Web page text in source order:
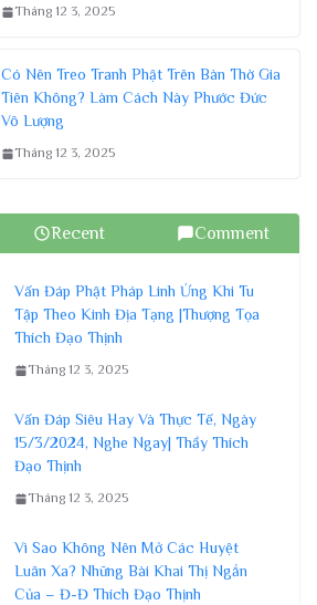
Tháng 12 3, 2025
Có Nên Treo Tranh Phật Trên Bàn Thờ Gia
Tiên Không? Làm Cách Này Phước Đức
Vô Lượng
Tháng 12 3, 2025
Recent Comment
Vấn Đáp Phật Pháp Linh Ứng Khi Tu
Tập Theo Kinh Địa Tạng |Thượng Tọa
Thích Đạo Thịnh
Tháng 12 3, 2025
Vấn Đáp Siêu Hay Và Thực Tế, Ngày
15/3/2024, Nghe Ngay| Thầy Thích
Đạo Thịnh
Tháng 12 3, 2025
Vì Sao Không Nên Mở Các Huyệt
Luân Xa? Những Bài Khai Thị Ngắn
Của – Đ-Đ Thích Đạo Thịnh